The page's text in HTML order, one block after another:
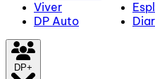
Viver
DP Auto
DP+